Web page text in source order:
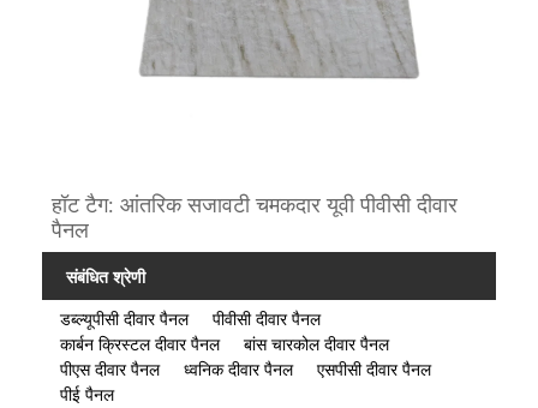
हॉट टैग: आंतरिक सजावटी चमकदार यूवी पीवीसी दीवार
पैनल
संबंधित श्रेणी
डब्ल्यूपीसी दीवार पैनल
पीवीसी दीवार पैनल
कार्बन क्रिस्टल दीवार पैनल
बांस चारकोल दीवार पैनल
पीएस दीवार पैनल
ध्वनिक दीवार पैनल
एसपीसी दीवार पैनल
पीई पैनल